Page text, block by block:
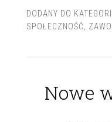
DODANY DO
SPOŁECZNOŚĆ
Nowe